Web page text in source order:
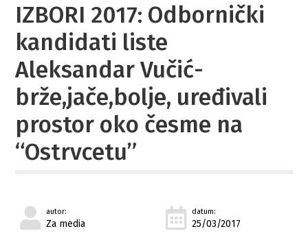
IZBORI 2017: Odbornički
kandidati liste
Aleksandar Vučić-
brže,jače,bolje, uređivali
prostor oko česme na
“Ostrvcetu”
autor:
Za media
datum:
25/03/2017